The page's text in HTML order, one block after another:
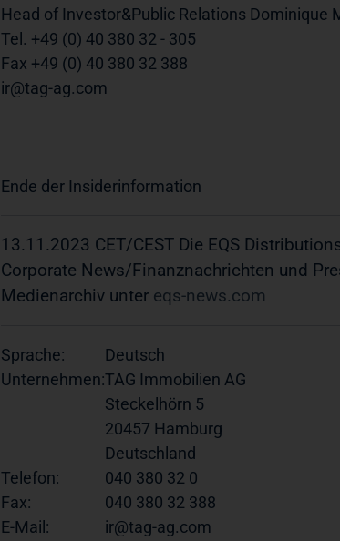
Head of Investor&Public Relations Dominique
Tel. +49 (0) 40 380 32 - 305
Fax +49 (0) 40 380 32 388
ir@tag-ag.com
Ende der Insiderinformation
13.11.2023 CET/CEST Die EQS
Corporate News/Finanznachrichten und
Medienarchiv unter eqs-news.com
Sprache:
Deutsch
Unternehmen:TAG Immobilien AG
Steckelhörn 5
20457 Hamburg
Deutschland
Telefon:
040 380 32 0
Fax:
040 380 32 388
E-Mail:
ir@tag-ag.com